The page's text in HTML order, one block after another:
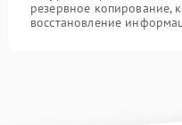
резервное копирование,
восстановление